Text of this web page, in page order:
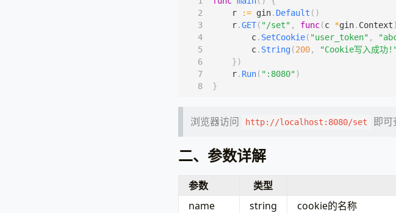
r
:= gin. Default ()
r.GET( "/set" , func(c *gin. Context)
c. SetCookie( "user_token" ,
c. String(200, "Cookie写入成功
})
r. Run( ":8080")
}
浏览器访问 http://localhost:8080/set 即
二、参数详解
参数 类型
name
string cookie的名称